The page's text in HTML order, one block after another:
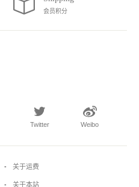
会员积分
Twitter Weibo
关于运费
关于本站